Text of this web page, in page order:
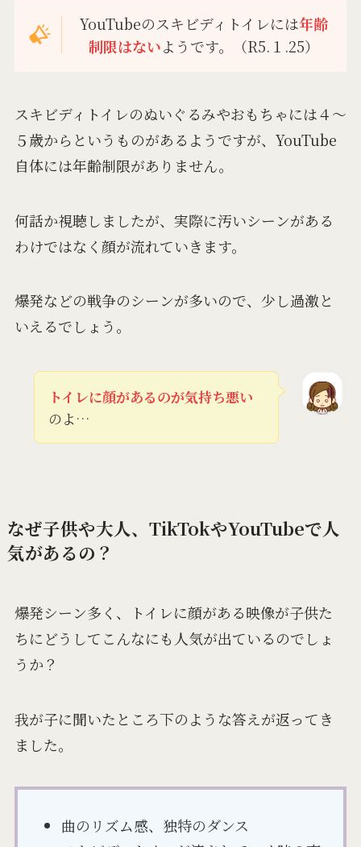
YouTubeのスキビディトイレには年齢
制限はないようです。（R5.１.25）
スキビディトイレのぬいぐるみやおもちゃには４～
５歳からというものがあるようですが、YouTube
自体には年齢制限がありません。
何話か視聴しましたが、実際に汚いシーンがある
わけではなく顔が流れていきます。
爆発などの戦争のシーンが多いので、少し過激と
いえるでしょう。
トイレに顔があるのが気持ち悪い
のよ…
なぜ子供や大人、TikTokやYouTubeで人
気があるの？
爆発シーン多く、トイレに顔がある映像が子供た
ちにどうしてこんなにも人気が出ているのでしょ
うか？
我が子に聞いたところ下のような答えが返ってき
ました。
曲のリズム感、独特のダンス